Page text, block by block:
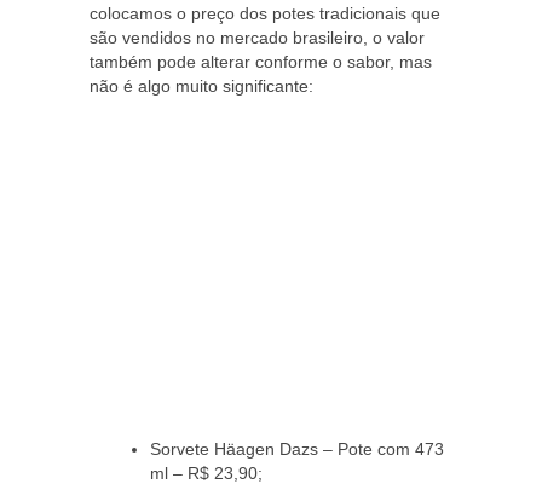
colocamos o preço dos potes tradicionais que
são vendidos no mercado brasileiro, o valor
também pode alterar conforme o sabor, mas
não é algo muito significante:
Sorvete Häagen Dazs – Pote com 473
ml – R$ 23,90;